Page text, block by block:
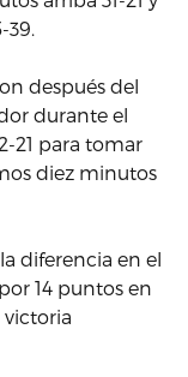
39.
después del
durante el
21 para tomar
diez minutos
diferencia en el
14 puntos en
victoria